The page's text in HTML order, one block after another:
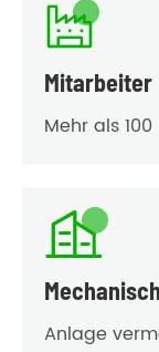

Mitarbeiter
Mehr als

Anlage